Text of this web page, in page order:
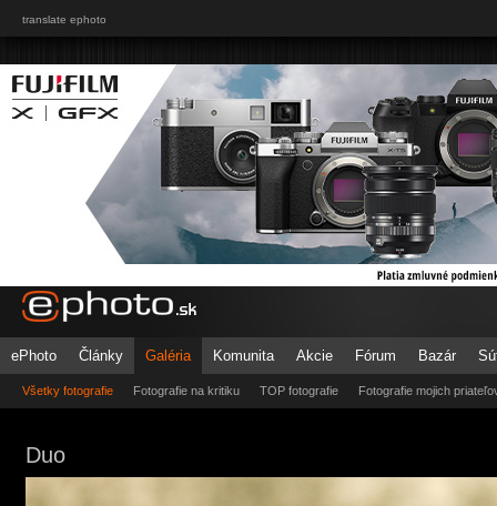
translate ephoto
ePhoto Články Galéria
Všetky fotografie Fotografie na kritiku TOP fotografie Fotografie mojich
Komunita Akcie Fórum Bazár
Duo